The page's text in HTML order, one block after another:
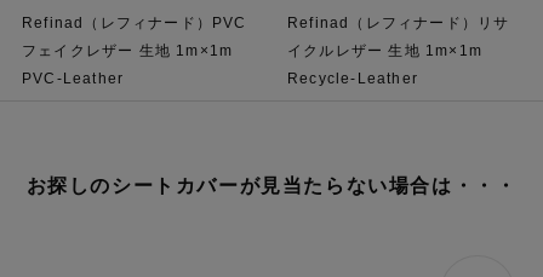
Refinad（レフィナード）PVC
フェイクレザー 生地 1m×1m
PVC-Leather
Refinad（レフィナード）リサ
イクルレザー 生地 1m×1m
Recycle-Leather
お探しのシートカバーが見当たらない場合は・・・